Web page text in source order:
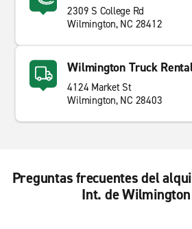
2309 S College Rd
Wilmington, NC 28412
Wilmington Truck
4124 Market St
Wilmington, NC 28403
Preguntas frecuentes del
Int. de